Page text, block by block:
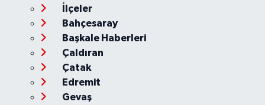
İlçeler
Bahçesaray
Başkale Haberleri
Çaldıran
Çatak
Edremit
Gevaş